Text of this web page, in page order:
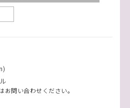
問い合わせください。